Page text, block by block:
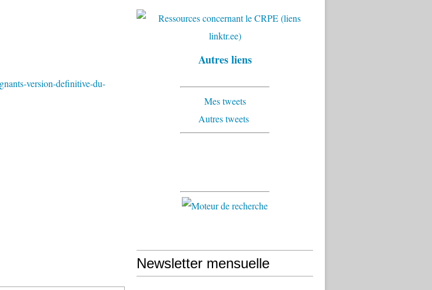
version-definitive-du-
Autres liens
Mes tweets
Autres tweets
Newsletter mensuelle